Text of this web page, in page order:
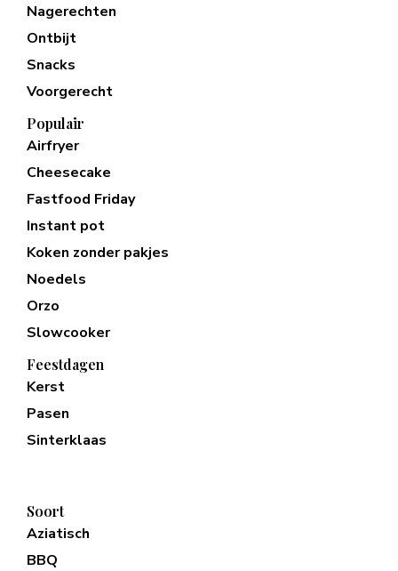
Nagerechten
Ontbijt
Snacks
Voorgerecht
Populair
Airfryer
Cheesecake
Fastfood Friday
Instant pot
Koken zonder pakjes
Noedels
Orzo
Slowcooker
Feestdagen
Kerst
Pasen
Sinterklaas
Soort
Aziatisch
BBQ